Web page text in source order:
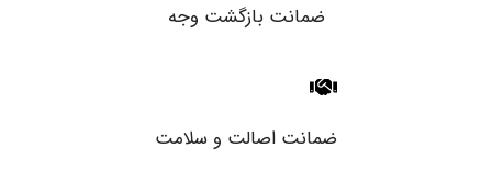
ضمانت بازگشت وجه
ضمانت اصالت و سلامت